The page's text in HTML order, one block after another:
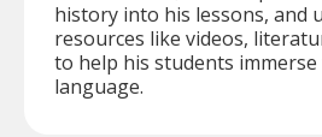
history into his lessons, and
resources like videos,
to help his students
language.